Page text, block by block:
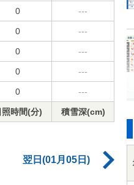
0 ---
0 ---
0 ---
0 ---
0 ---
照時間(分) 積雪深(cm)
翌日(01月05日)